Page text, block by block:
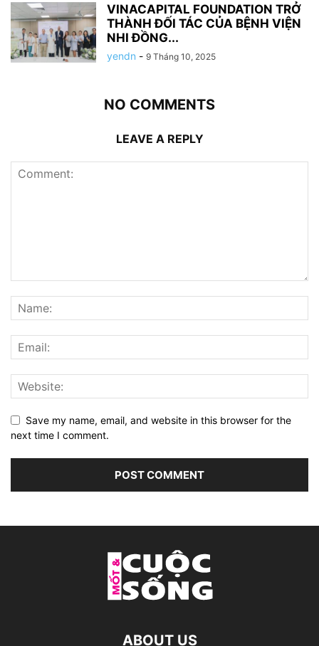
VINACAPITAL FOUNDATION TRỞ
THÀNH ĐỐI TÁC CỦA BỆNH VIỆN
NHI ĐỒNG...
yendn - 9 Tháng 10, 2025
NO COMMENTS
LEAVE A REPLY
Save my name, email, and website in this browser for the
next time I comment.
ABOUT US